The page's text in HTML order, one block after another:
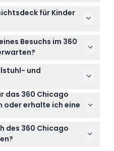
einfach online hier auf
Ihnen auch die
für Kinder
11 Jahren können mit
und ab 12 Jahren gilt
im Alter von 0-2
Besuchs im 360
Ausblicke auf die Skyline
interaktive
zur CloudBar, wo Sie
Cocktails genießen
und
ist vollständig
zugänglich, um allen
Besuch zu
das 360 Chicago
oder erhalte ich eine
und können
stellen Sie bitte sicher,
bevor Sie buchen.
des 360 Chicago